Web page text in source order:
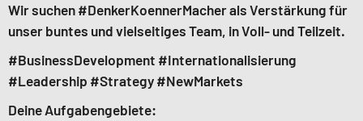
Wir suchen #DenkerKoennerMacher als Verstärkung für
unser buntes und vielseitiges Team, in Voll- und Teilzeit.
#BusinessDevelopment #Internationalisierung
#Leadership #Strategy #NewMarkets
Deine Aufgabengebiete: